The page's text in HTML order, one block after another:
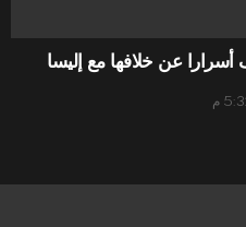
عن خلافها مع إليسا